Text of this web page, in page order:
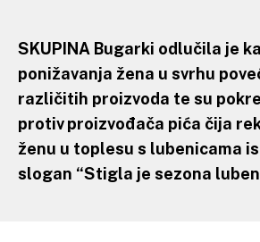
SKUPINA Bugarki odlučila je
ponižavanja žena u svrhu
različitih proizvoda te su
protiv proizvođača pića čija
ženu u toplesu s lubenicama
slogan “Stigla je sezona